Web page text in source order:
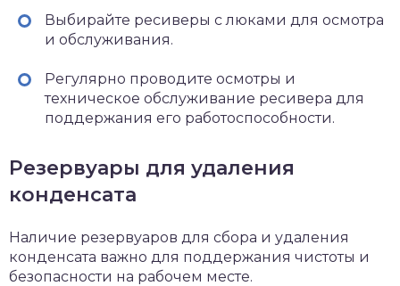
Выбирайте ресиверы с люками для осмотра
и обслуживания.
Регулярно проводите осмотры и
техническое обслуживание ресивера для
поддержания его работоспособности.
Резервуары для удаления
конденсата
Наличие резервуаров для сбора и удаления
конденсата важно для поддержания чистоты и
безопасности на рабочем месте.